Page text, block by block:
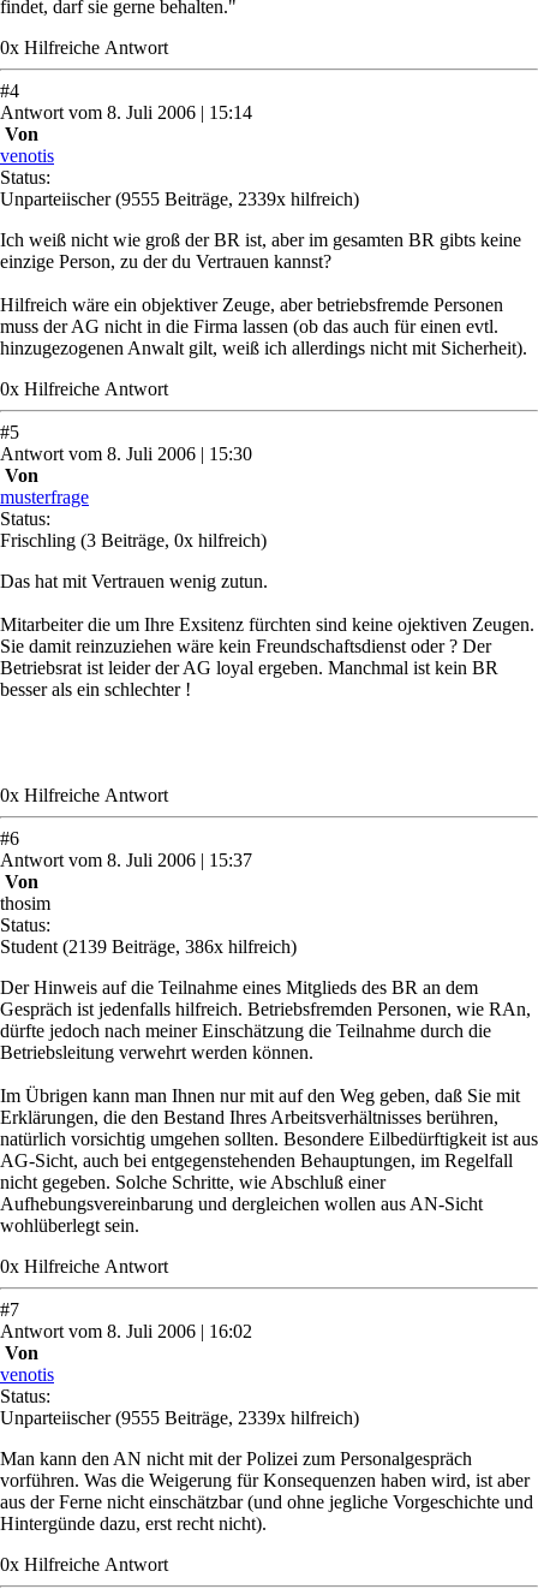
findet, darf sie gerne behalten."
0x Hilfreiche Antwort
#4
Antwort vom 8. Juli 2006 | 15:14
Von
venotis
Status:
Unparteiischer (9555 Beiträge, 2339x hilfreich)
Ich weiß nicht wie groß der BR ist, aber im gesamten BR gibts keine
einzige Person, zu der du Vertrauen kannst?
Hilfreich wäre ein objektiver Zeuge, aber betriebsfremde Personen
muss der AG nicht in die Firma lassen (ob das auch für einen evtl.
hinzugezogenen Anwalt gilt, weiß ich allerdings nicht mit Sicherheit).
0x Hilfreiche Antwort
#5
Antwort vom 8. Juli 2006 | 15:30
Von
musterfrage
Status:
Frischling (3 Beiträge, 0x hilfreich)
Das hat mit Vertrauen wenig zutun.
Mitarbeiter die um Ihre Exsitenz fürchten sind keine ojektiven Zeugen.
Sie damit reinzuziehen wäre kein Freundschaftsdienst oder ? Der
Betriebsrat ist leider der AG loyal ergeben. Manchmal ist kein BR
besser als ein schlechter !
0x Hilfreiche Antwort
#6
Antwort vom 8. Juli 2006 | 15:37
Von
thosim
Status:
Student (2139 Beiträge, 386x hilfreich)
Der Hinweis auf die Teilnahme eines Mitglieds des BR an dem
Gespräch ist jedenfalls hilfreich. Betriebsfremden Personen, wie RAn,
dürfte jedoch nach meiner Einschätzung die Teilnahme durch die
Betriebsleitung verwehrt werden können.
Im Übrigen kann man Ihnen nur mit auf den Weg geben, daß Sie mit
Erklärungen, die den Bestand Ihres Arbeitsverhältnisses berühren,
natürlich vorsichtig umgehen sollten. Besondere Eilbedürftigkeit ist aus
AG-Sicht, auch bei entgegenstehenden Behauptungen, im Regelfall
nicht gegeben. Solche Schritte, wie Abschluß einer
Aufhebungsvereinbarung und dergleichen wollen aus AN-Sicht
wohlüberlegt sein.
0x Hilfreiche Antwort
#7
Antwort vom 8. Juli 2006 | 16:02
Von
venotis
Status:
Unparteiischer (9555 Beiträge, 2339x hilfreich)
Man kann den AN nicht mit der Polizei zum Personalgespräch
vorführen. Was die Weigerung für Konsequenzen haben wird, ist aber
aus der Ferne nicht einschätzbar (und ohne jegliche Vorgeschichte und
Hintergünde dazu, erst recht nicht).
0x Hilfreiche Antwort